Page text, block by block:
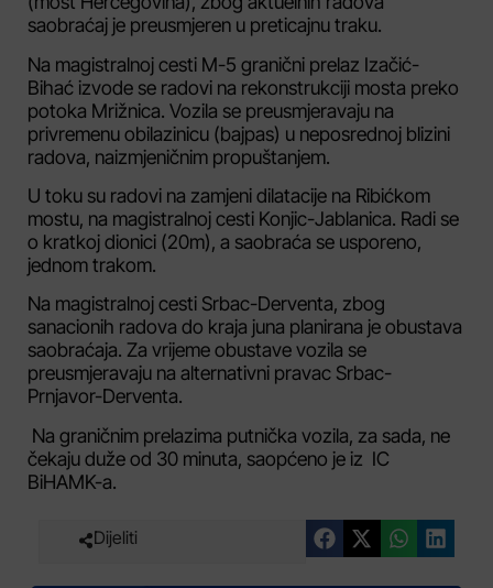
saobraćaj je preusmjeren u preticajnu traku.
Na magistralnoj cesti M-5 granični prelaz Izačić-
Bihać izvode se radovi na rekonstrukciji mosta preko
potoka Mrižnica. Vozila se preusmjeravaju na
privremenu obilazinicu (bajpas) u neposrednoj blizini
radova, naizmjeničnim propuštanjem.
U toku su radovi na zamjeni dilatacije na Ribićkom
mostu, na magistralnoj cesti Konjic-Jablanica. Radi se
o kratkoj dionici (20m), a saobraća se usporeno,
jednom trakom.
Na magistralnoj cesti Srbac-Derventa, zbog
sanacionih radova do kraja juna planirana je obustava
saobraćaja. Za vrijeme obustave vozila se
preusmjeravaju na alternativni pravac Srbac-
Prnjavor-Derventa.
Na graničnim prelazima putnička vozila, za sada, ne
čekaju duže od 30 minuta, saopćeno je iz IC
BiHAMK-a.
Dijeliti